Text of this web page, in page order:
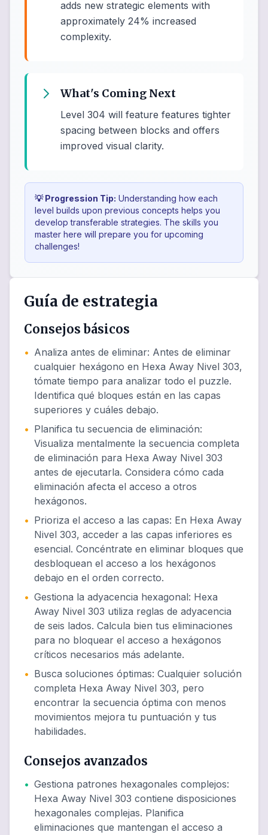
adds new strategic elements with
approximately 24% increased
complexity.
What's Coming Next
Level 304 will feature features tighter
spacing between blocks and offers
improved visual clarity.
💡 Progression Tip: Understanding how each
level builds upon previous concepts helps you
develop transferable strategies. The skills you
master here will prepare you for upcoming
challenges!
Guía de estrategia
Consejos básicos
• Analiza antes de eliminar: Antes de eliminar
cualquier hexágono en Hexa Away Nivel 303,
tómate tiempo para analizar todo el puzzle.
Identifica qué bloques están en las capas
superiores y cuáles debajo.
• Planifica tu secuencia de eliminación:
Visualiza mentalmente la secuencia completa
de eliminación para Hexa Away Nivel 303
antes de ejecutarla. Considera cómo cada
eliminación afecta el acceso a otros
hexágonos.
• Prioriza el acceso a las capas: En Hexa Away
Nivel 303, acceder a las capas inferiores es
esencial. Concéntrate en eliminar bloques que
desbloquean el acceso a los hexágonos
debajo en el orden correcto.
• Gestiona la adyacencia hexagonal: Hexa
Away Nivel 303 utiliza reglas de adyacencia
de seis lados. Calcula bien tus eliminaciones
para no bloquear el acceso a hexágonos
críticos necesarios más adelante.
• Busca soluciones óptimas: Cualquier solución
completa Hexa Away Nivel 303, pero
encontrar la secuencia óptima con menos
movimientos mejora tu puntuación y tus
habilidades.
Consejos avanzados
• Gestiona patrones hexagonales complejos:
Hexa Away Nivel 303 contiene disposiciones
hexagonales complejas. Planifica
eliminaciones que mantengan el acceso a